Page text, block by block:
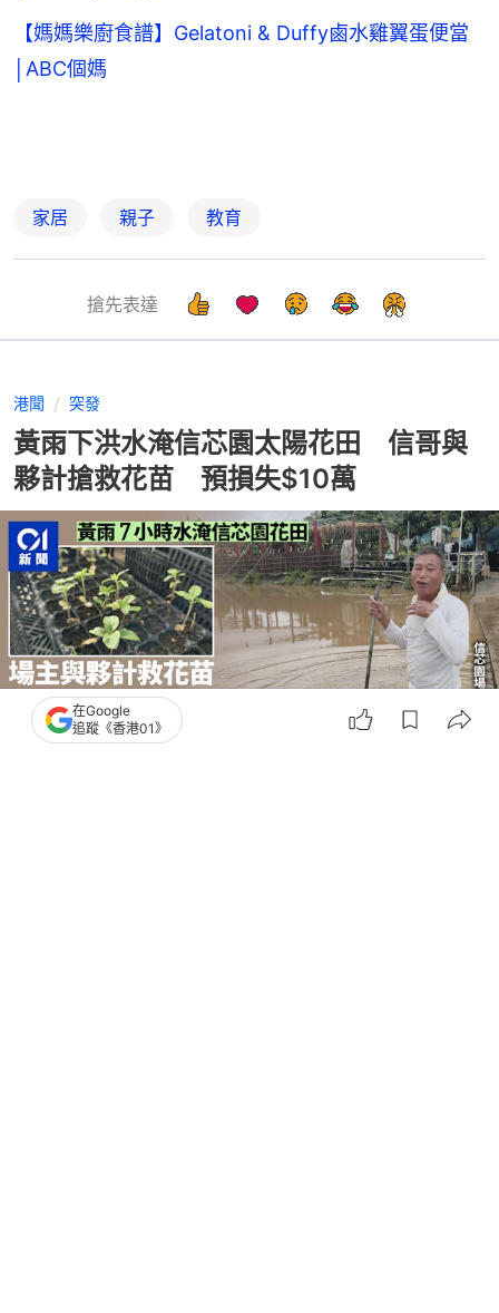
【媽媽樂廚食譜】Gelatoni & Duffy鹵水雞翼蛋便當
│ABC個媽
家居 親子 教育
搶先表達
港聞 突發
黃雨下洪水淹信芯園太陽花田 信哥與
夥計搶救花苗 預損失$10萬
在Google
追蹤《香港01》